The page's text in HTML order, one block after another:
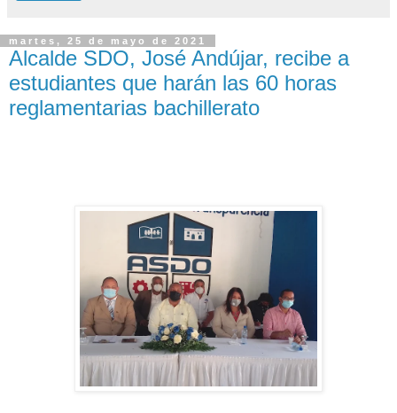
martes, 25 de mayo de 2021
Alcalde SDO, José Andújar, recibe a
estudiantes que harán las 60 horas
reglamentarias bachillerato